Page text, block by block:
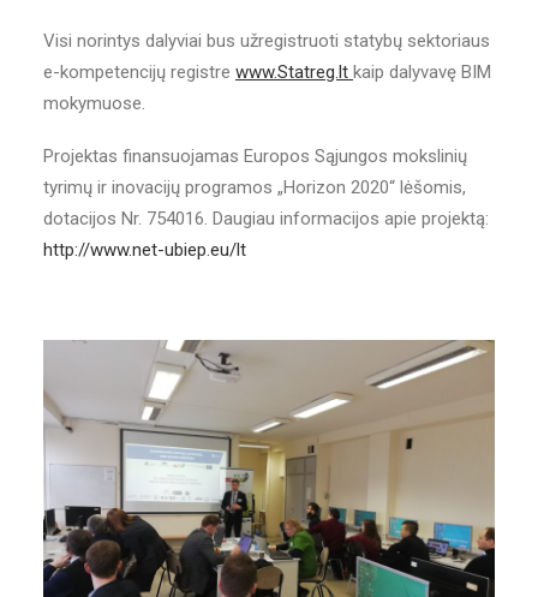
Visi norintys dalyviai bus užregistruoti statybų sektoriaus
e-kompetencijų registre www.Statreg.lt kaip dalyvavę BIM
mokymuose.
Projektas finansuojamas Europos Sąjungos mokslinių
tyrimų ir inovacijų programos „Horizon 2020“ lėšomis,
dotacijos Nr. 754016. Daugiau informacijos apie projektą:
http://www.net-ubiep.eu/lt